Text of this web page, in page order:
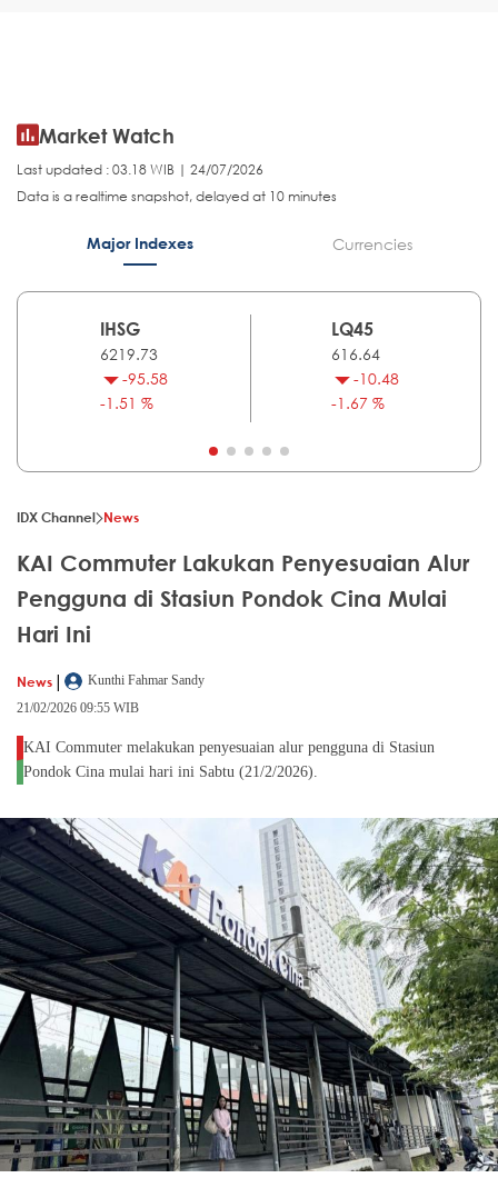
Market Watch
Last updated : 03.18 WIB | 24/07/2026
Data is a realtime snapshot, delayed at 10 minutes
Major Indexes Currencies
IHSG
6219.73
-95.58
-1.51 %
LQ45
616.64
-10.48
-1.67 %
IDX Channel News
KAI Commuter Lakukan Penyesuaian Alur
Pengguna di Stasiun Pondok Cina Mulai
Hari Ini
News |
Kunthi Fahmar Sandy
21/02/2026 09:55 WIB
KAI Commuter melakukan penyesuaian alur pengguna di Stasiun
Pondok Cina mulai hari ini Sabtu (21/2/2026).